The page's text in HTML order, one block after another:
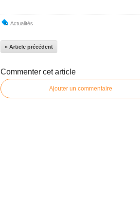
Actualités
« Article précédent
Commenter cet article
Ajouter un commentaire